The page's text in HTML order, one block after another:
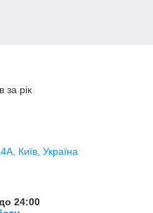
за рік
Київ, Україна
24:00